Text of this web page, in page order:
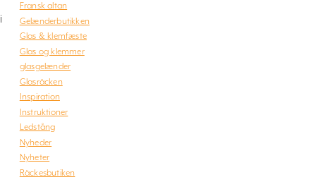
Fransk altan
Gelænderbutikken
Glas & klemfæste
Glas og klemmer
glasgelænder
Glasräcken
Inspiration
Instruktioner
Ledstång
Nyheder
Nyheter
Räckesbutiken